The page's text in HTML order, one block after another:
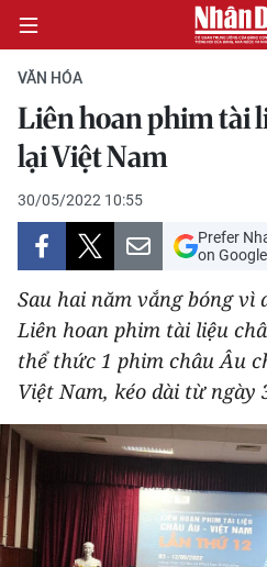
CHÍNH TRỊ
KINH TẾ
VĂN HÓA
XÃ HỘI
PHÁP LUẬT
THẾ GIỚI
THỂ THAO
VĂN HÓA
Liên hoan phim tài
lại Việt Nam
30/05/2022 10:55
Prefer
on Google
Sau hai năm vắng bóng vì
Liên hoan phim tài liệu
thể thức 1 phim châu Âu
Việt Nam, kéo dài từ ngày